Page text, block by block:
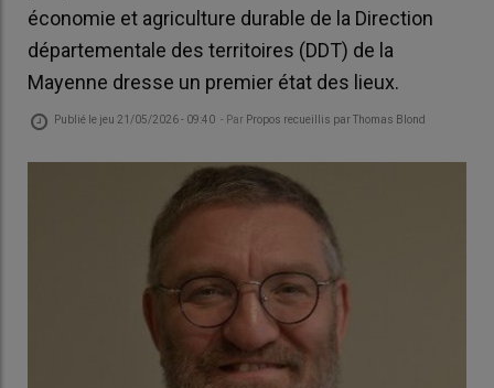
économie et agriculture durable de la Direction
départementale des territoires (DDT) de la
Mayenne dresse un premier état des lieux.
Publié le jeu 21/05/2026 - 09:40 - Par Propos recueillis par Thomas Blond